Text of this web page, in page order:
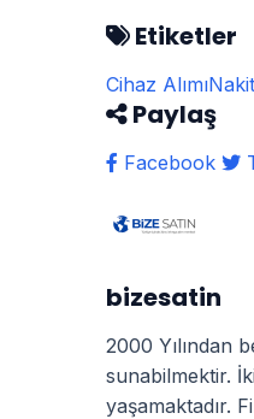
Etiketler
Cihaz Alımı
Paylaş
Facebook
bizesatin
2000 Yılından
sunabilmektir.
yaşamaktadır.